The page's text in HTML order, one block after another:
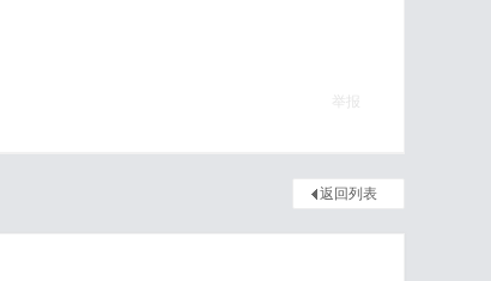
举报
返回列表